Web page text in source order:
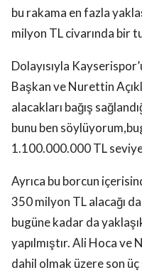
bu rakama en fazla
milyon TL civarında bir
Dolayısıyla
Başkan ve Nurettin
alacakları bağış
bunu ben
1.100.000.000 TL
Ayrıca bu borcun
350 milyon TL alacağı
bugüne kadar da
yapılmıştır. Ali Hoca ve
dahil olmak üzere son üç